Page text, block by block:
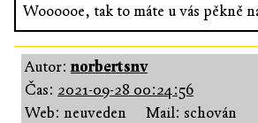
Woooooe, tak to máte u vás pěkně
Autor:norbertsnv
Čas: 2021-09-28 00:24:56
Web: neuveden
Mail: schován